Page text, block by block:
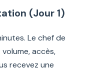
(Jour 1)
Le chef de
accès,
recevez une